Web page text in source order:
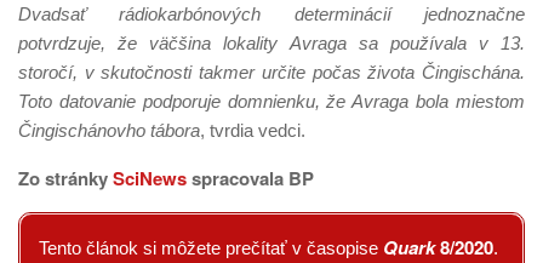
Dvadsať rádiokarbónových determinácií jednoznačne
potvrdzuje, že väčšina lokality Avraga sa používala v 13.
storočí, v skutočnosti takmer určite počas života Čingischána.
Toto datovanie podporuje domnienku, že Avraga bola miestom
Čingischánovho tábora, tvrdia vedci.
Zo stránkySciNewsspracovala BP
Tento článok si môžete prečítať v časopise Quark8/2020.